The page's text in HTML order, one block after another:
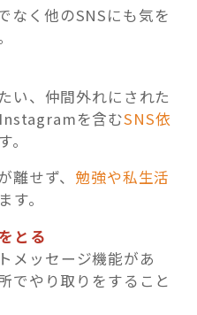
なく他のSNSにも気を
い、仲間外れにされた
を含むSNS依
。
離せず、 勉強や私生活
す。
とる
メッセージ機能があ
でやり取りをすること